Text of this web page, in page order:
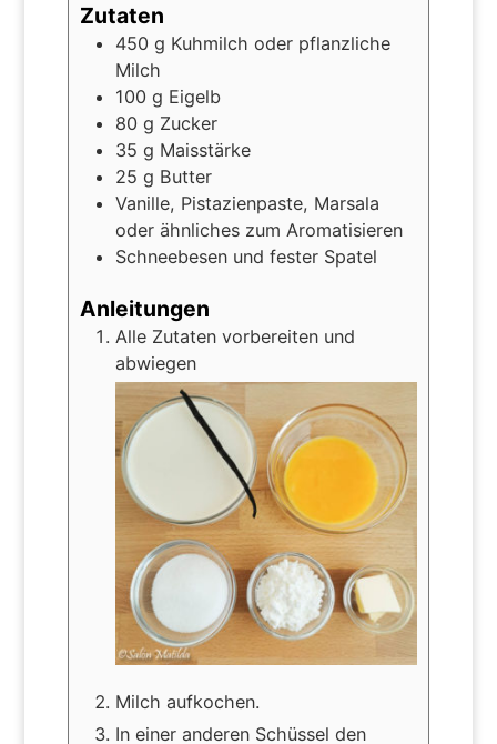
Zutaten
450 g Kuhmilch oder pflanzliche
Milch
100 g Eigelb
80 g Zucker
35 g Maisstärke
25 g Butter
Vanille, Pistazienpaste, Marsala
oder ähnliches zum Aromatisieren
Schneebesen und fester Spatel
Anleitungen
Alle Zutaten vorbereiten und
abwiegen
Milch aufkochen.
In einer anderen Schüssel den